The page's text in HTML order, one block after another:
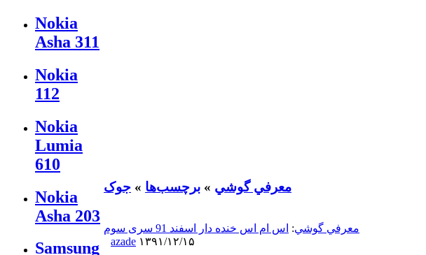
Nokia
Asha 311
Nokia
112
Nokia
Lumia
610
Nokia
Asha 203
Samsung
معرفي گوشي » برچسب‌ها » جوک
معرفي گوشي: اس ام اس خنده دار اسفند 91 سری سوم
azade ۱۳۹۱/۱۲/۱۵